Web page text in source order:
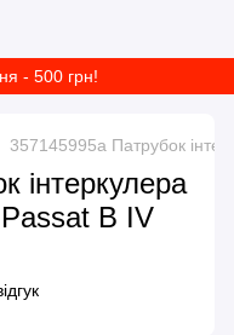
- 500 грн!
357145995a Патрубок
інтеркулера
B IV